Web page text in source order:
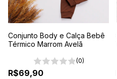
Conjunto Body e Calça Bebê
Térmico Marrom Avelã
(0)
R$69,90